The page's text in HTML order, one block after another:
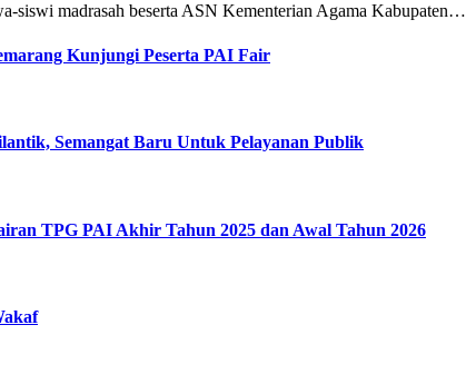
siswi madrasah beserta ASN Kementerian Agama Kabupaten…
Kunjungi Peserta PAI Fair
Semangat Baru Untuk Pelayanan Publik
TPG PAI Akhir Tahun 2025 dan Awal Tahun 2026